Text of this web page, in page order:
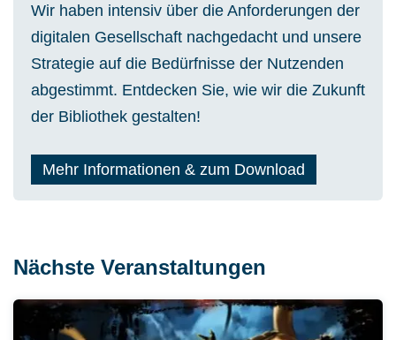
Wir haben intensiv über die Anforderungen der
digitalen Gesellschaft nachgedacht und unsere
Strategie auf die Bedürfnisse der Nutzenden
abgestimmt. Entdecken Sie, wie wir die Zukunft
der Bibliothek gestalten!
Mehr Informationen & zum Download
Nächste Veranstaltungen